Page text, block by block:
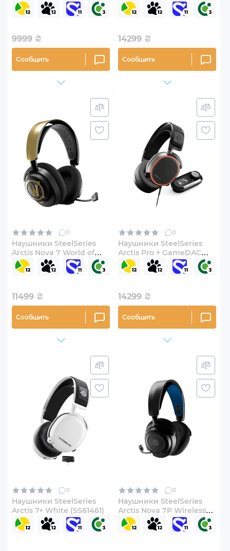
Diablo IV Edition (61555)
9999 ₴
Сообщить
White (SS61454)
14299 ₴
Сообщить
0
Наушники SteelSeries
Arctis Nova 7 World of
Warcraft Edition (SS61558)
11499 ₴
Сообщить
0
Наушники SteelSeries
Arctis Pro + GameDAC
Black (61453)
14299 ₴
Сообщить
0
Наушники SteelSeries
Arctis 7+ White (SS61461)
0
Наушники SteelSeries
Arctis Nova 7P Wireless
Black (61559)